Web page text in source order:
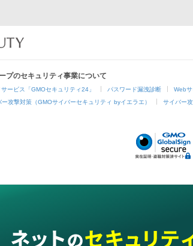
プのセキュリティ事業について
ービス「GMOセキュリティ24」 パスワード漏洩診断 Web
ー攻撃対策（GMOサイバーセキュリティ byイエラエ） サイバー